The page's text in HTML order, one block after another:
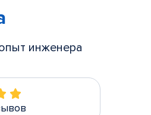
инженера